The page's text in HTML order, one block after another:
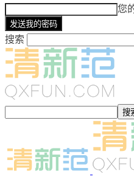
您
搜索